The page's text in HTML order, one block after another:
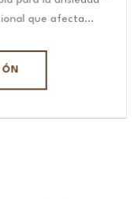
que afecta…